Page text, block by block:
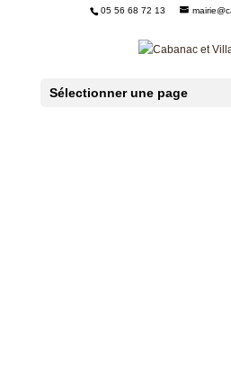
05 56 68 72 13
Sélectionner une page